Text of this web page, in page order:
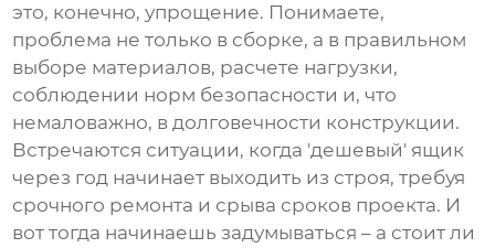
это, конечно, упрощение. Понимаете,
проблема не только в сборке, а в правильном
выборе материалов, расчете нагрузки,
соблюдении норм безопасности и, что
немаловажно, в долговечности конструкции.
Встречаются ситуации, когда 'дешевый' ящик
через год начинает выходить из строя, требуя
срочного ремонта и срыва сроков проекта. И
вот тогда начинаешь задумываться – а стоит ли